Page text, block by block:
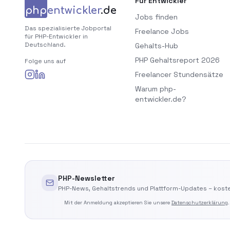
phpentwickler.de
Das spezialisierte Jobportal
für PHP-Entwickler in
Deutschland.
Folge uns auf
Jobs finden
Freelance Jobs
Gehalts-Hub
PHP Gehaltsreport 2026
Freelancer Stundensätze
Warum php-
entwickler.de?
PHP-Newsletter
PHP-News, Gehaltstrends und Plattform-Updates –
Mit der Anmeldung akzeptieren Sie unsere Datenschutzerklärung.